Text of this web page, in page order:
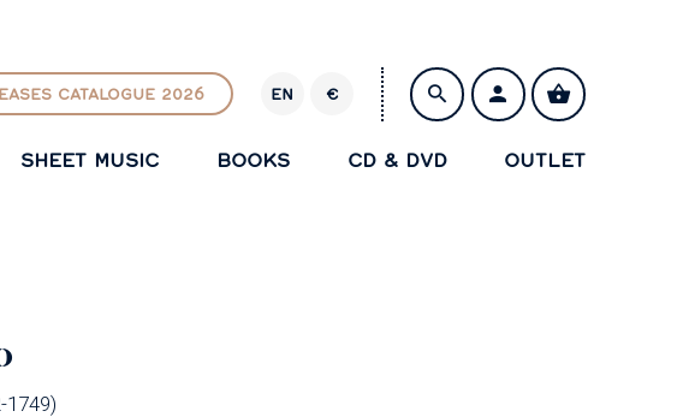
CATALOGUE 2026 EN
R
€
SHEET MUSIC BOOKS CD & DVD OUTLET
1749)